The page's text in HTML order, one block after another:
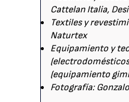
Cattelan Italia,
Textiles y
Naturtex
Equipamiento y
(equipamiento
Fotografía: